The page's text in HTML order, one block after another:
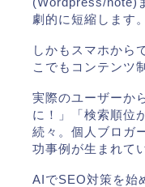
劇的に短縮します。
しかもスマホから
こでもコンテンツ
実際のユーザーか
に！」「検索順位
続々。個人ブロガ
功事例が生まれて
AIでSEO対策を始